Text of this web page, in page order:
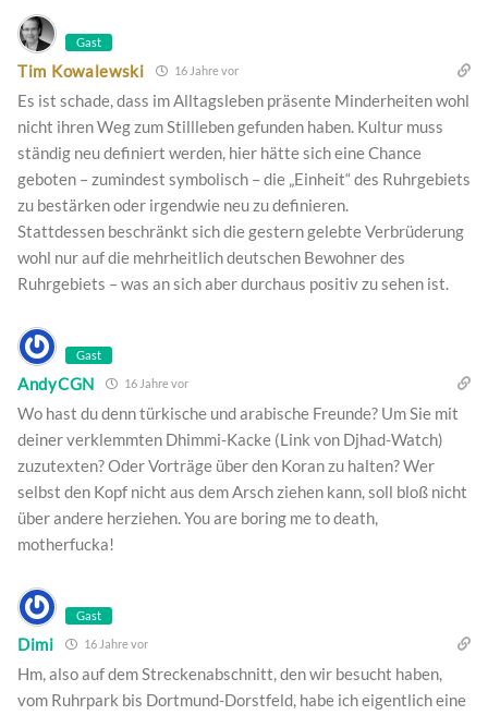
Gast
Tim Kowalewski 16 Jahre vor
Es ist schade, dass im Alltagsleben präsente Minderheiten wohl
nicht ihren Weg zum Stillleben gefunden haben. Kultur muss
ständig neu definiert werden, hier hätte sich eine Chance
geboten – zumindest symbolisch – die „Einheit“ des Ruhrgebiets
zu bestärken oder irgendwie neu zu definieren.
Stattdessen beschränkt sich die gestern gelebte Verbrüderung
wohl nur auf die mehrheitlich deutschen Bewohner des
Ruhrgebiets – was an sich aber durchaus positiv zu sehen ist.
Gast
AndyCGN 16 Jahre vor
Wo hast du denn türkische und arabische Freunde? Um Sie mit
deiner verklemmten Dhimmi-Kacke (Link von Djhad-Watch)
zuzutexten? Oder Vorträge über den Koran zu halten? Wer
selbst den Kopf nicht aus dem Arsch ziehen kann, soll bloß nicht
über andere herziehen. You are boring me to death,
motherfucka!
Gast
Dimi 16 Jahre vor
Hm, also auf dem Streckenabschnitt, den wir besucht haben,
vom Ruhrpark bis Dortmund-Dorstfeld, habe ich eigentlich eine